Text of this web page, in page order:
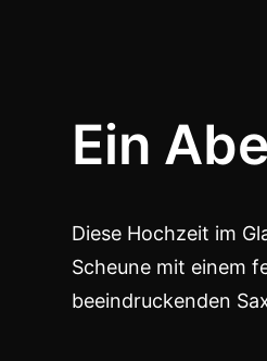
Ein
Diese Hochzeit im
Scheune mit einem
beeindruckenden